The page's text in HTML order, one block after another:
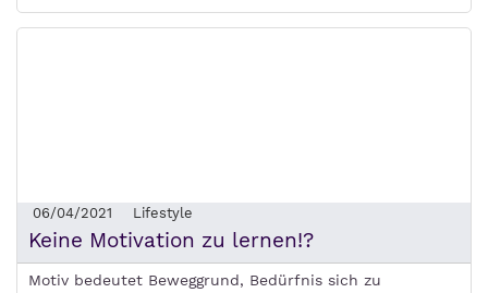
06/04/2021 Lifestyle
Keine Motivation zu lernen!?
Motiv bedeutet Beweggrund, Bedürfnis sich zu